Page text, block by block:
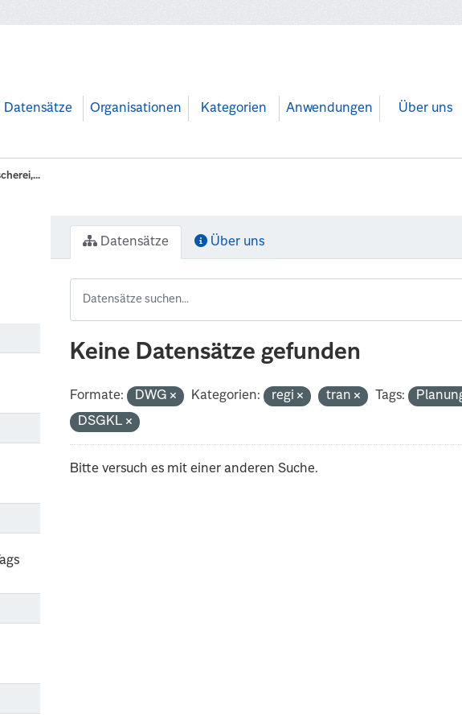
Datensätze Organisationen Kategorien Anwendungen Über uns
Datensätze Über uns
Keine Datensätze gefunden
Formate: DWG Kategorien: regi tran Tags:
DSGKL
Bitte versuch es mit einer anderen Suche.